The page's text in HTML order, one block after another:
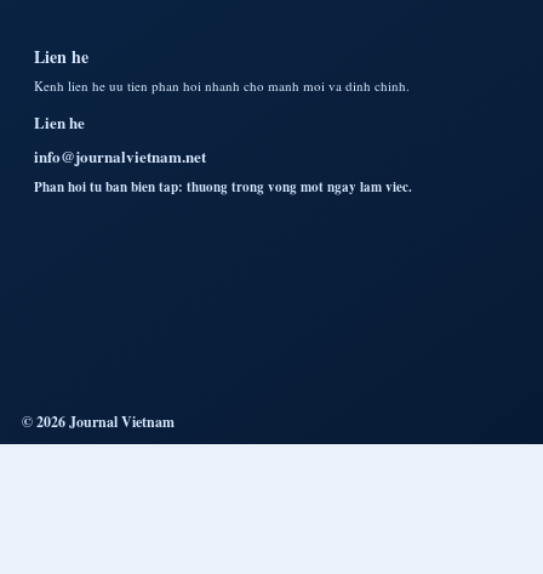
Lien he
Kenh lien he uu tien phan hoi nhanh cho manh moi va dinh chinh.
Lien he
info@journalvietnam.net
Phan hoi tu ban bien tap: thuong trong vong mot ngay lam viec.
© 2026 Journal Vietnam